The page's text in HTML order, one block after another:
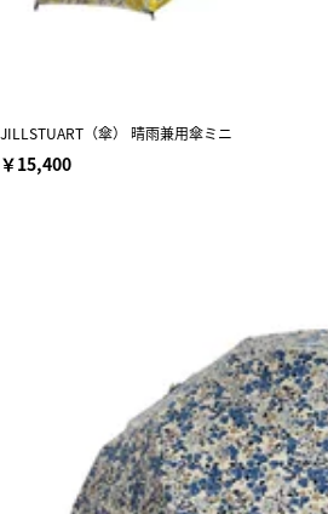
JILLSTUART（傘） 晴雨兼用傘ミニ
￥15,400